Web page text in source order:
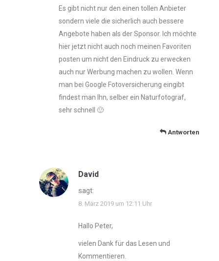
Es gibt nicht nur den einen tollen Anbieter
sondern viele die sicherlich auch bessere
Angebote haben als der Sponsor. Ich möchte
hier jetzt nicht auch noch meinen Favoriten
posten um nicht den Eindruck zu erwecken
auch nur Werbung machen zu wollen. Wenn
man bei Google Fotoversicherung eingibt
findest man Ihn, selber ein Naturfotograf,
sehr schnell 🙂
Antworten
David
sagt:
8. März 2019 um 12:11 Uhr
Hallo Peter,
vielen Dank für das Lesen und
Kommentieren.